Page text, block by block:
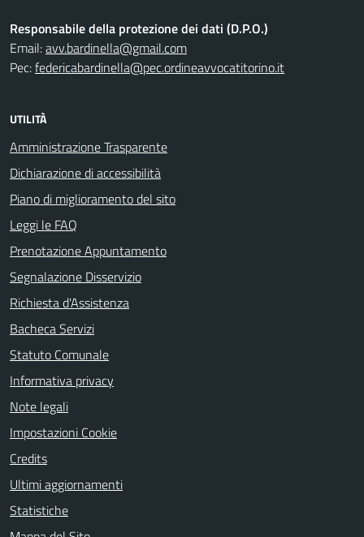
Responsabile della protezione dei dati (D.P.O.)
Email:avv.bardinella@gmail.com
Pec:federicabardinella@pec.ordineavvocatitorino.it
UTILITÀ
Amministrazione Trasparente
Dichiarazione di accessibilità
Piano di miglioramento del sito
Leggi le FAQ
Prenotazione Appuntamento
Segnalazione Disservizio
Richiesta d'Assistenza
Bacheca Servizi
Statuto Comunale
Informativa privacy
Note legali
Impostazioni Cookie
Credits
Ultimi aggiornamenti
Statistiche